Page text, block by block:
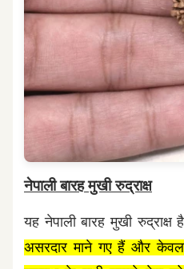
नेपाली बारह मुखी रुद्राक्ष
यह नेपाली बारह मुखी रुद्राक्ष
असरदार माने गए हैं और केवल